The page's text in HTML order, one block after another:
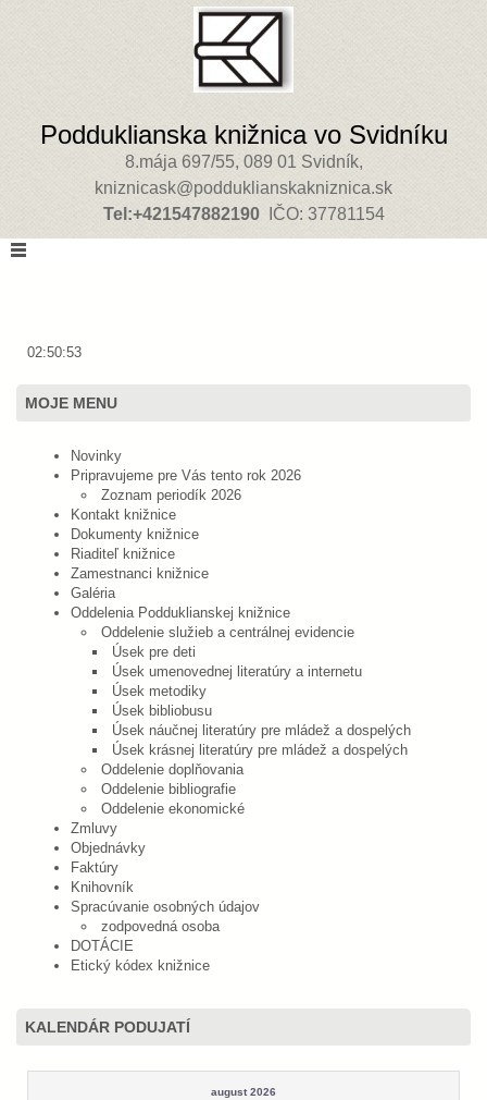
Podduklianska knižnica vo Svidníku
8.mája 697/55, 089 01 Svidník,
kniznicask@podduklianskakniznica.sk
Tel:+421547882190IČO: 37781154
02:50:53
MOJE MENU
Novinky
Pripravujeme pre Vás tento rok 2026
Zoznam periodík 2026
Kontakt knižnice
Dokumenty knižnice
Riaditeľ knižnice
Zamestnanci knižnice
Galéria
Oddelenia Podduklianskej knižnice
Oddelenie služieb a centrálnej evidencie
Úsek pre deti
Úsek umenovednej literatúry a internetu
Úsek metodiky
Úsek bibliobusu
Úsek náučnej literatúry pre mládež a dospelých
Úsek krásnej literatúry pre mládež a dospelých
Oddelenie doplňovania
Oddelenie bibliografie
Oddelenie ekonomické
Zmluvy
Objednávky
Faktúry
Knihovník
Spracúvanie osobných údajov
zodpovedná osoba
DOTÁCIE
Etický kódex knižnice
KALENDÁR PODUJATÍ
august 2026